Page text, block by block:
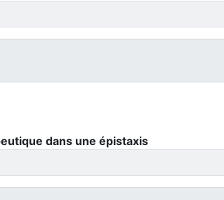
dans une épistaxis